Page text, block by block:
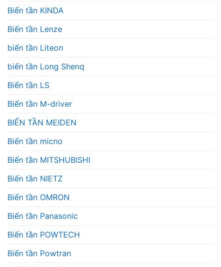
Biến tần KINDA
Biến tần Lenze
biến tần Liteon
biến tần Long Shenq
Biến tần LS
Biến tần M-driver
BIẾN TẦN MEIDEN
Biến tần micno
Biến tần MITSHUBISHI
Biến tần NIETZ
Biến tần OMRON
Biến tần Panasonic
Biến tần POWTECH
Biến tần Powtran